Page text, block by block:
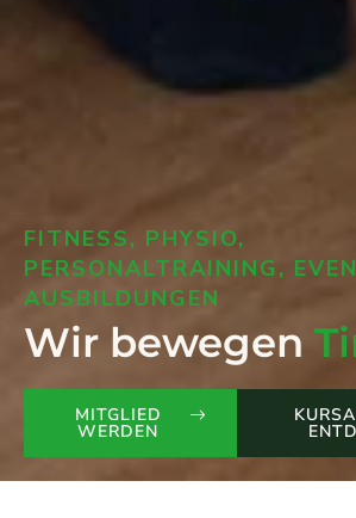
MITGLIED
WERDEN
FITNESS, PHYSIO,
PERSONALTRAINING,
AUSBILDUNGEN
Wir bewegen